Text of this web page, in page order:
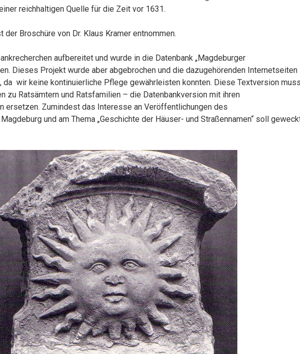
reichhaltigen Quelle für die Zeit vor 1631.
Broschüre von Dr. Klaus Kramer entnommen.
aufbereitet und wurde in die Datenbank „Magdeburger
Dieses Projekt wurde aber abgebrochen und die dazugehörenden Internetseiten
da wir keine kontinuierliche Pflege gewährleisten konnten. Diese Textversion muss
zu Ratsämtern und Ratsfamilien – die Datenbankversion mit ihren
ersetzen. Zumindest das Interesse an Veröffentlichungen des
und am Thema „Geschichte der Häuser- und Straßennamen“ soll